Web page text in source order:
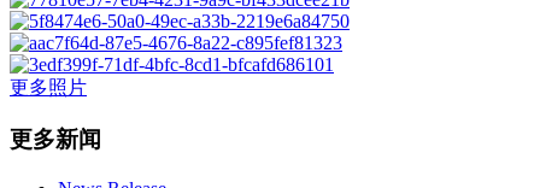
更多照片
更多新闻